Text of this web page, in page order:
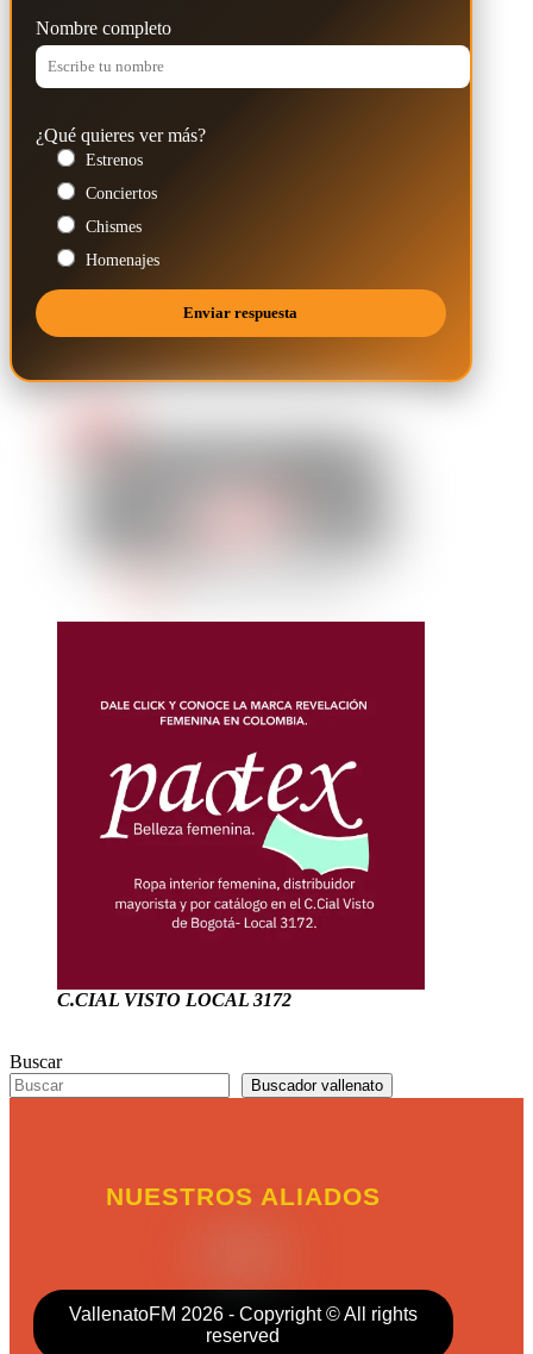
Nombre completo
¿Qué quieres ver más?
Estrenos
Conciertos
Chismes
Homenajes
C.CIAL VISTO LOCAL 3172
Buscar
Buscador vallenato
NUESTROS ALIADOS
VallenatoFM 2026 - Copyright © All rights
reserved